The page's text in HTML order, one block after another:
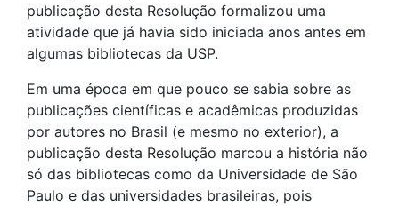
publicação desta Resolução formalizou uma
atividade que já havia sido iniciada anos antes em
algumas bibliotecas da USP.
Em uma época em que pouco se sabia sobre as
publicações científicas e acadêmicas produzidas
por autores no Brasil (e mesmo no exterior), a
publicação desta Resolução marcou a história não
só das bibliotecas como da Universidade de São
Paulo e das universidades brasileiras, pois